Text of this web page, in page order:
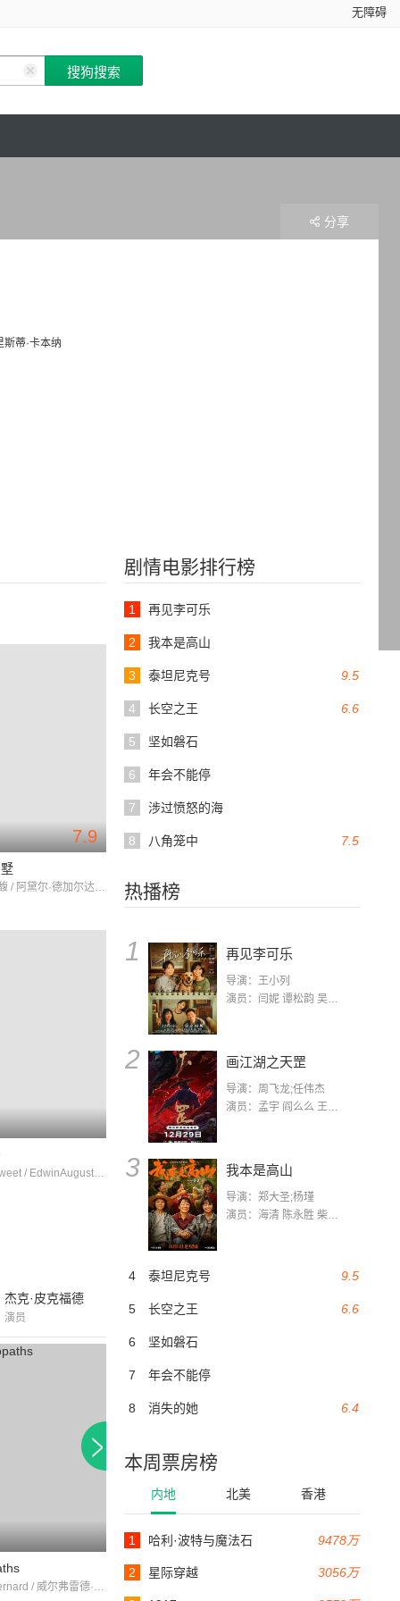
无障碍
斯蒂·卡本纳
分享
剧情电影排行榜
1 再见李可乐
2 我本是高山
9.5
3 泰坦尼克号
6.6
4 长空之王
5 坚如磐石
6 年会不能停
7 涉过愤怒的海
7.5
8 八角笼中
热播榜
1 再见李可乐
导演：王小列
演员：闫妮 谭松韵 吴京 蒋龙 赵小棠 冯雷 李虎城 平安 小七 小可乐
2 画江湖之天罡
导演：周飞龙;任伟杰
演员：孟宇 阎么么 王凯 郭政建 阎萌萌 杨默 高枫 齐斯伽 刘芊含 马程
3 我本是高山
导演：郑大圣;杨瑾
演员：海清 陈永胜 柴烨 王玥婷 万国鹏 美朵达瓦 赵瑞婷 罗解艳 郭莉娜 潘家艳
9.5
4 泰坦尼克号
6.6
5 长空之王
6 坚如磐石
7 年会不能停
6.4
8 消失的她
本周票房榜
内地 北美 香港
9478万
1 哈利·波特与魔法石
3056万
2 星际穿越
7.9
玛丽·碧克馥 / 阿黛尔·德加尔达 / 格拉迪斯·伊根
BlancheSweet / EdwinAugust / 罗伯特·哈伦
杰克·皮克福德
演员
DorothyBernard / 威尔弗雷德·卢卡斯 / 阿道夫·莱斯蒂纳
16分钟
闭门塞户
16分钟